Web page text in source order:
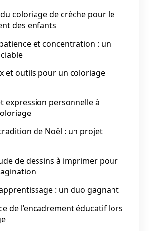
coloriage de crèche pour le
des enfants
et concentration : un
et outils pour un coloriage
expression personnelle à
de Noël : un projet
de dessins à imprimer pour
: un duo gagnant
de l’encadrement éducatif lors